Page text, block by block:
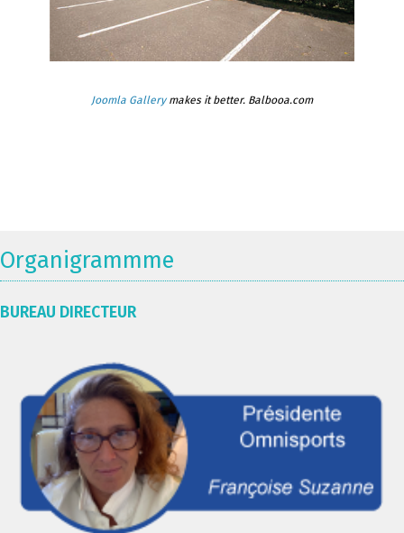
Joomla Gallerymakes it better. Balbooa.com
Organigrammme
BUREAU DIRECTEUR